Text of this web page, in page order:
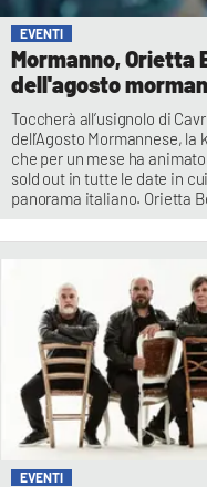
EVENTI
Mormanno, Orietta
dell'agosto
Toccherà all’usignolo di
dell’Agosto Mormannese,
che per un mese ha
sold out in tutte le date in
panorama italiano. Orietta
EVENTI